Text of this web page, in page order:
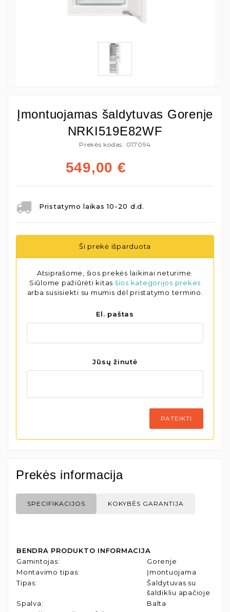
Įmontuojamas šaldytuvas Gorenje
NRKI519E82WF
Prekės kodas: 017094
549,00 €
Pristatymo laikas 10-20 d.d.
Ši prekė išparduota
Atsiprašome, šios prekės laikinai neturime.
Siūlome pažiūrėti kitas šios kategorijos prekes
arba susisiekti su mumis dėl pristatymo termino.
El. paštas
Jūsų žinutė
PATEIKTI
Prekės informacija
SPECIFIKACIJOS KOKYBĖS GARANTIJA
BENDRA PRODUKTO INFORMACIJA
Gamintojas:
Gorenje
Montavimo tipas:
Įmontuojama
Tipas:
Šaldytuvas su
šaldikliu apačioje
Spalva:
Balta